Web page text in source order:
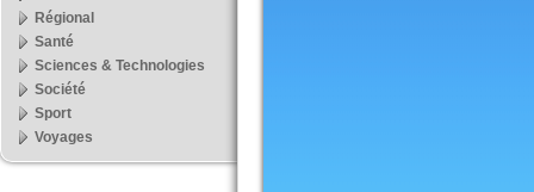
Régional
Santé
Sciences & Technologies
Société
Sport
Voyages